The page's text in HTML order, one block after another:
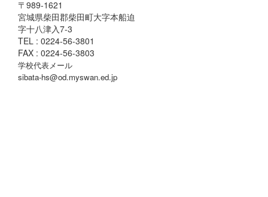
〒989-1621
宮城県柴田郡柴田町大字本船迫
字十八津入7-3
TEL : 0224-56-3801
FAX : 0224-56-3803
学校代表メール
sibata-hs@od.myswan.ed.jp